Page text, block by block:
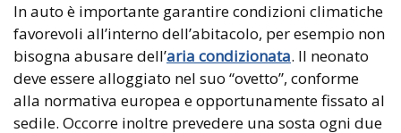
In auto è importante garantire condizioni climatiche
favorevoli all’interno dell’abitacolo, per esempio non
bisogna abusare dell’aria condizionata. Il neonato
deve essere alloggiato nel suo “ovetto”, conforme
alla normativa europea e opportunamente fissato al
sedile. Occorre inoltre prevedere una sosta ogni due